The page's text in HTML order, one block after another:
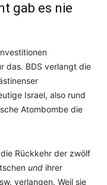
gab es nie
das. BDS verlangt die
Israel, also rund
Atombombe die
Rückkehr der zwölf
und ihrer
verlangen. Weil sie